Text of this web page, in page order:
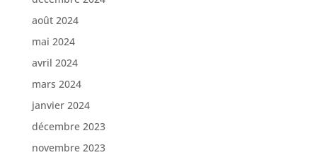
août 2024
mai 2024
avril 2024
mars 2024
janvier 2024
décembre 2023
novembre 2023